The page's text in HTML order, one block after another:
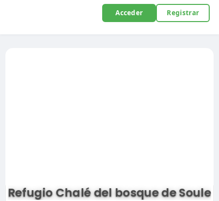
Acceder Registrar
Refugio Chalé del bosque de Soule